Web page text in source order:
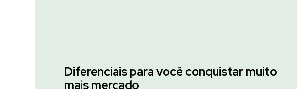
Diferenciais para você conquistar muito
mais mercado